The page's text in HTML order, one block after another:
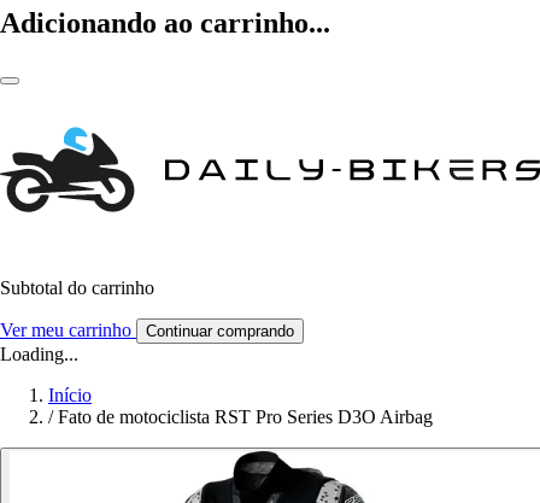
Adicionando ao carrinho...
Subtotal do carrinho
Ver meu carrinho Continuar comprando
Loading...
Início
/ Fato de motociclista RST Pro Series D3O Airbag